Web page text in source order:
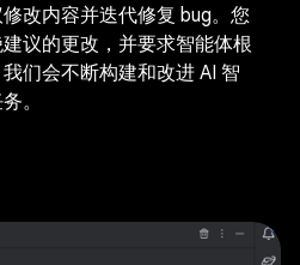
改内容并迭代修复 bug。您
议的更改，并要求智能体根
们会不断构建和改进 AI 智
。